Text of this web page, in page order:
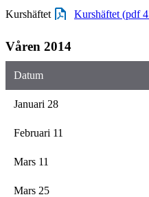
Kurshäftet Kurshäftet (pdf
Våren 2014
Datum
Januari 28
Februari 11
Mars 11
Mars 25